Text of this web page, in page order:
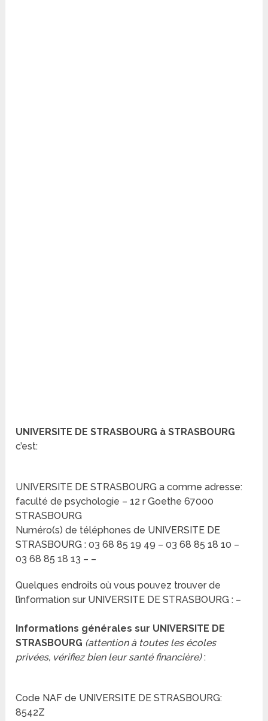
UNIVERSITE DE STRASBOURG à STRASBOURG
c’est:
UNIVERSITE DE STRASBOURG a comme adresse:
faculté de psychologie – 12 r Goethe 67000
STRASBOURG
Numéro(s) de téléphones de UNIVERSITE DE
STRASBOURG : 03 68 85 19 49 – 03 68 85 18 10 –
03 68 85 18 13 – –
Quelques endroits où vous pouvez trouver de
l’information sur UNIVERSITE DE STRASBOURG : –
Informations générales sur UNIVERSITE DE
STRASBOURG (attention à toutes les écoles
privées, vérifiez bien leur santé financière):
Code NAF de UNIVERSITE DE STRASBOURG:
8542Z